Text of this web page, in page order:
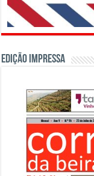
Edição Impressa